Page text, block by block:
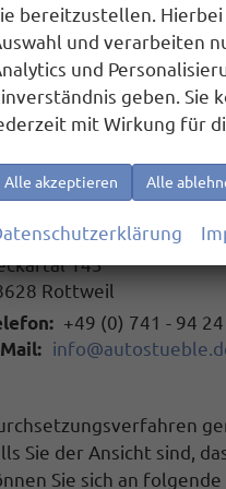
arbeiten kontinuierlich
und Kontakt
Sie auf Barrieren
sind bemüht, Ihnen
für
Rottweil e.K.
143
Rottweil
+49 (0) 741 - 94
Sie der Ansicht sind,
Sie sich an
bereitzustellen.
und verarbeiten
und
geben. Sie
mit Wirkung für
Alle akzeptieren Alle